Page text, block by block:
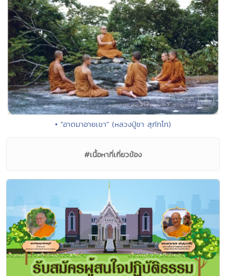
• "อาตมาอายเขา" (หลวงปู่ชา สุภัทโท)
#เนื้อหาที่เกี่ยวข้อง